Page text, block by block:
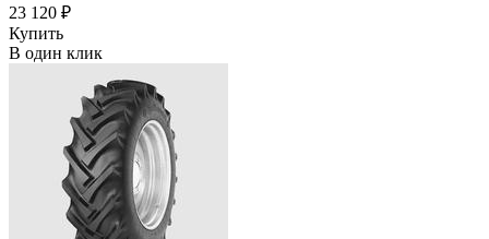
23 120 ₽
Купить
В один клик